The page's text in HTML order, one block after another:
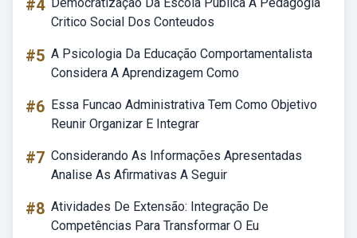
#4
Critico Social Dos Conteudos
#5 A Psicologia Da Educação Comportamentalista
Considera A Aprendizagem Como
#6 Essa Funcao Administrativa Tem Como Objetivo
Reunir Organizar E Integrar
#7 Considerando As Informações Apresentadas
Analise As Afirmativas A Seguir
#8 Atividades De Extensão: Integração De
Competências Para Transformar O Eu